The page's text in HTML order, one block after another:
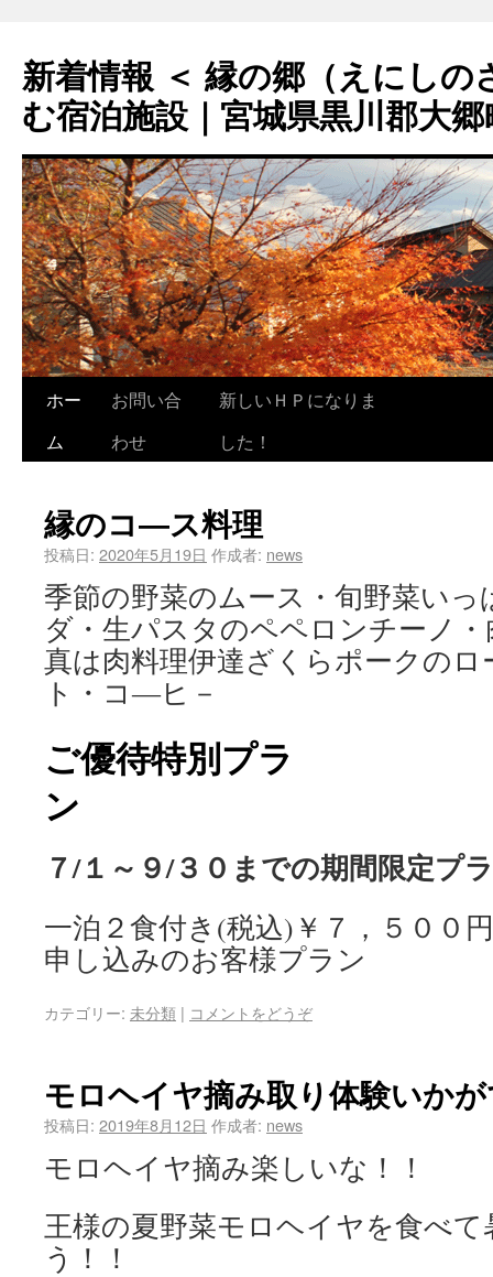
新着情報 ＜ 縁の郷（えにしの
む宿泊施設｜宮城県黒川郡大
ホー
ム
お問い合
わせ
新しいＨＰになりま
した！
縁のコ―ス料理
投稿日: 2020年5月19日 作成者: news
季節の野菜のムース・旬野菜い
ダ・生パスタのペペロンチーノ
真は肉料理伊達ざくらポークの
ト・コ―ヒ－
ご優待特別プラ
７/１～９/３０までの期間限定プ
一泊２食付き(税込)￥７，５００
申し込みのお客様プラン
カテゴリー: 未分類 | コメントをどうぞ
モロヘイヤ摘み取り体験いか
投稿日: 2019年8月12日 作成者: news
モロヘイヤ摘み楽しいな！！
王様の夏野菜モロヘイヤを食べ
う！！